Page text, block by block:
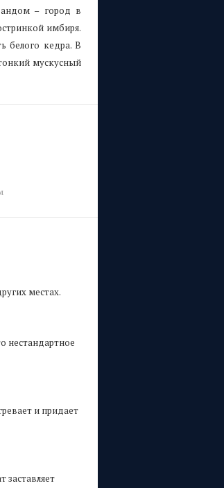
– город в
имбиря.
белого кедра. В
мускусный
местах.
нестандартное
и придает
заставляет